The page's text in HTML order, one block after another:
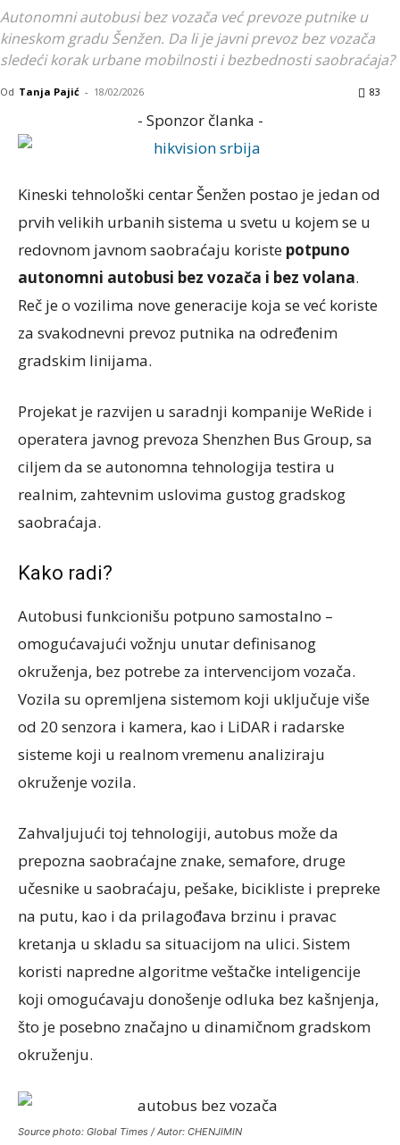
Autonomni autobusi bez vozača već prevoze putnike u
kineskom gradu Šenžen. Da li je javni prevoz bez vozača
sledeći korak urbane mobilnosti i bezbednosti saobraćaja?
Od Tanja Pajić - 18/02/2026 83
- Sponzor članka -
Kineski tehnološki centar Šenžen postao je jedan od
prvih velikih urbanih sistema u svetu u kojem se u
redovnom javnom saobraćaju koriste potpuno
autonomni autobusi bez vozača i bez volana.
Reč je o vozilima nove generacije koja se već koriste
za svakodnevni prevoz putnika na određenim
gradskim linijama.
Projekat je razvijen u saradnji kompanijeWeRide i
operatera javnog prevoza Shenzhen Bus Group, sa
ciljem da se autonomna tehnologija testira u
realnim, zahtevnim uslovima gustog gradskog
saobraćaja.
Kako radi?
Autobusi funkcionišu potpuno samostalno –
omogućavajući vožnju unutar definisanog
okruženja, bez potrebe za intervencijom vozača.
Vozila su opremljena sistemom koji uključuje više
od 20 senzora i kamera, kao i LiDAR i radarske
sisteme koji u realnom vremenu analiziraju
okruženje vozila.
Zahvaljujući toj tehnologiji, autobus može da
prepozna saobraćajne znake, semafore, druge
učesnike u saobraćaju, pešake, bicikliste i prepreke
na putu, kao i da prilagođava brzinu i pravac
kretanja u skladu sa situacijom na ulici. Sistem
koristi napredne algoritme veštačke inteligencije
koji omogućavaju donošenje odluka bez kašnjenja,
što je posebno značajno u dinamičnom gradskom
okruženju.
Source photo: Global Times / Autor: CHENJIMIN